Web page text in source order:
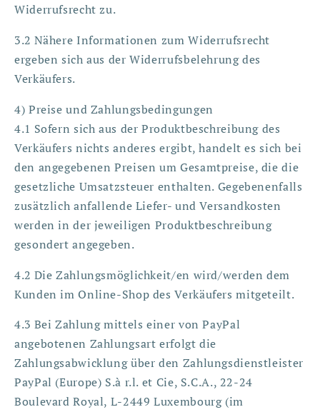
Widerrufsrecht zu.
3.2 Nähere Informationen zum Widerrufsrecht
ergeben sich aus der Widerrufsbelehrung des
Verkäufers.
4) Preise und Zahlungsbedingungen
4.1 Sofern sich aus der Produktbeschreibung des
Verkäufers nichts anderes ergibt, handelt es sich bei
den angegebenen Preisen um Gesamtpreise, die die
gesetzliche Umsatzsteuer enthalten. Gegebenenfalls
zusätzlich anfallende Liefer- und Versandkosten
werden in der jeweiligen Produktbeschreibung
gesondert angegeben.
4.2 Die Zahlungsmöglichkeit/en wird/werden dem
Kunden im Online-Shop des Verkäufers mitgeteilt.
4.3 Bei Zahlung mittels einer von PayPal
angebotenen Zahlungsart erfolgt die
Zahlungsabwicklung über den Zahlungsdienstleister
PayPal (Europe) S.à r.l. et Cie, S.C.A., 22-24
Boulevard Royal, L-2449 Luxembourg (im